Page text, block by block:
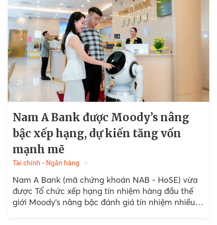
Nam A Bank được Moody’s nâng
bậc xếp hạng, dự kiến tăng vốn
mạnh mẽ
Tài chính - Ngân hàng
Nam A Bank (mã chứng khoán NAB - HoSE) vừa
được Tổ chức xếp hạng tín nhiệm hàng đầu thế
giới Moody’s nâng bậc đánh giá tín nhiệm nhiều